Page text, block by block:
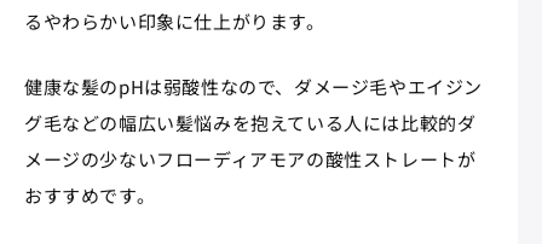
るやわらかい印象に仕上がります。
健康な髪のpHは弱酸性なので、ダメージ毛やエイジン
グ毛などの幅広い髪悩みを抱えている人には比較的ダ
メージの少ないフローディアモアの酸性ストレートが
おすすめです。